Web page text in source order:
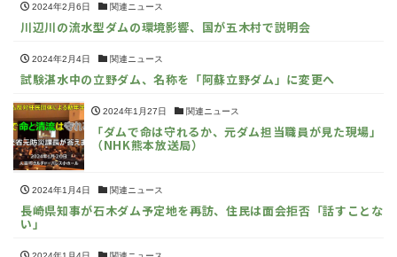
2024年2月6日 関連ニュース
川辺川の流水型ダムの環境影響、国が五木村で説明会
2024年2月4日 関連ニュース
試験湛水中の立野ダム、名称を「阿蘇立野ダム」に変更へ
2024年1月27日 関連ニュース
「ダムで命は守れるか、元ダム担当職員が見た現場」
（NHK熊本放送局）
2024年1月4日 関連ニュース
長崎県知事が石木ダム予定地を再訪、住民は面会拒否「話すことな
い」